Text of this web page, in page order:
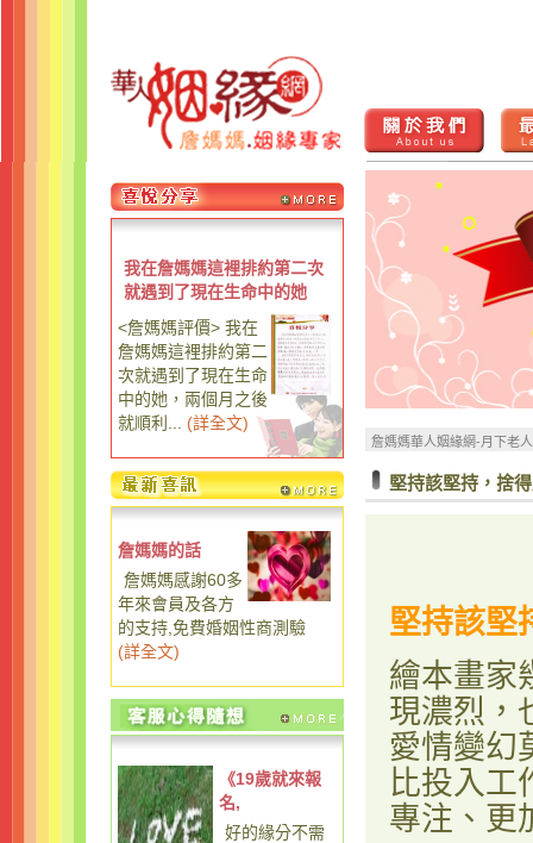
我在詹媽媽這裡排約第二次
就遇到了現在生命中的她
<詹媽媽評價> 我在
詹媽媽這裡排約第二
次就遇到了現在生命
中的她，兩個月之後
就順利...
(詳全文)
詹媽媽的話
詹媽媽感謝60多
年來會員及各方
的支持,免費婚姻性商測驗
(詳全文)
《19歲就來報
名,
好的緣分不需
詹媽媽華人姻緣網-月下老
堅持該堅持，捨
堅持該堅
繪本畫家
現濃烈，
愛情變幻
比投入工
專注、更